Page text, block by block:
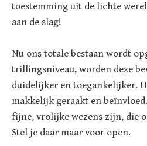
toestemming uit de lichte
aan de slag!
Nu ons totale bestaan wordt
trillingsniveau, worden deze
duidelijker en toegankelijker.
makkelijk geraakt en
fijne, vrolijke wezens zijn, die
Stel je daar maar voor open.